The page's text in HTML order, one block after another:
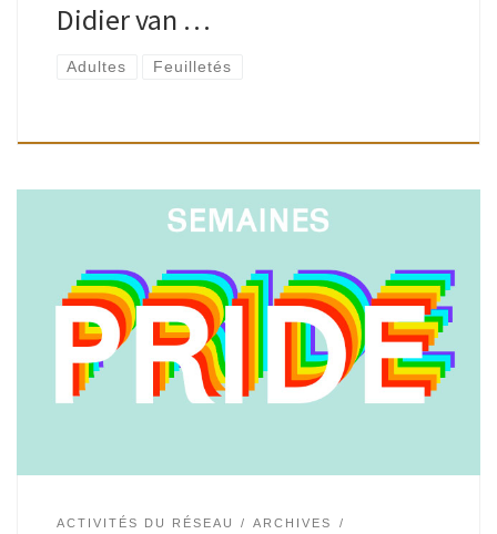
Didier van …
Adultes Feuilletés
Comment romans, poésie, bd, albums, films, jeux…
interrogent genre et sexualité. Une sélection des
bibliothécaires de la Région bruxelloise, présentée par
Cynthia Empain, chargée de projets-Bibliothèque centrale
pour la Région de Bruxelles-Capitale. […]
ACTIVITÉS DU RÉSEAU
ARCHIVES